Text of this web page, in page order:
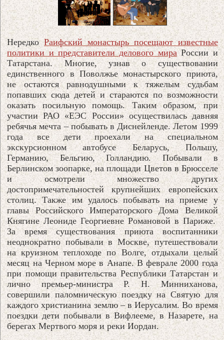
НередкоРаифский монастырь посещают известные
политики и представители делового мираРоссии и
Татарстана. Многие, узнав о существовании
единственного в Поволжье монастырского приюта,
не остаются равнодушными к тяжелым судьбам
попавших сюда детей и стараются по возможности
оказать посильную помощь. Таким образом, при
участии РАО «ЕЭС России» осуществилась давняя
ребячья мечта – побывать в Диснейленде. Летом 1999
года все дети проехали на специальном
экскурсионном автобусе Беларусь, Польшу,
Германию, Бельгию, Голландию. Побывали в
Берлинском зоопарке, на площади Цветов в Брюсселе
и осмотрели множество других
достопримечательностей крупнейших европейских
столиц. Также им удалось побывать на приеме у
главы Российского Императорского Дома Великой
Княгине Леониде Георгиевне Романовой в Париже.
За время существования приюта воспитанники
неоднократно побывали в Москве, путешествовали
на круизном теплоходе по Волге, отдыхали целый
месяц на Черном море в Анапе. В феврале 2000 года
при помощи правительства Республики Татарстан и
лично премьер-министра Р. Н. Минниханова,
совершили паломническую поездку на Святую для
каждого христианина землю – в Иерусалим. Во время
поездки дети побывали в Вифлееме, в Назарете, на
берегах Мертвого моря и реки Иордан.